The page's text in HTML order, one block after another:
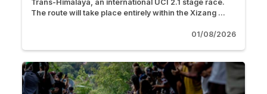
Trans-Himalaya, an international UCI 2.1 stage race.
The route will take place entirely within the Xizang ...
01/08/2026